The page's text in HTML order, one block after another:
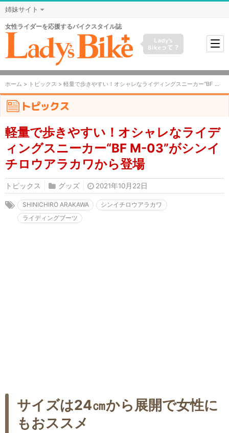
姉妹サイト
女性ライダーを応援するバイクスタイル誌
Lady's
Bikeって？
ホーム > トピックス > 軽量で歩きやすい！オシャレなライディングスニーカー“BF M-03”がシンイチロウアラカワから登場
トピックス
軽量で歩きやすい！オシャレなライデ
ィングスニーカー“BF M-03”がシンイ
チロウアラカワから登場
トピックス グッズ 2021年10月22日
SHINICHIRO ARAKAWA
シンイチロウアラカワ
ライディングブーツ
サイズは24㎝から展開で女性に
もおススメ